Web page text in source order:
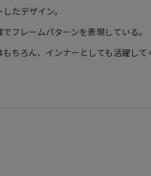
たデザイン。
フレームパターンを表現している。
ちろん、インナーとしても活躍して